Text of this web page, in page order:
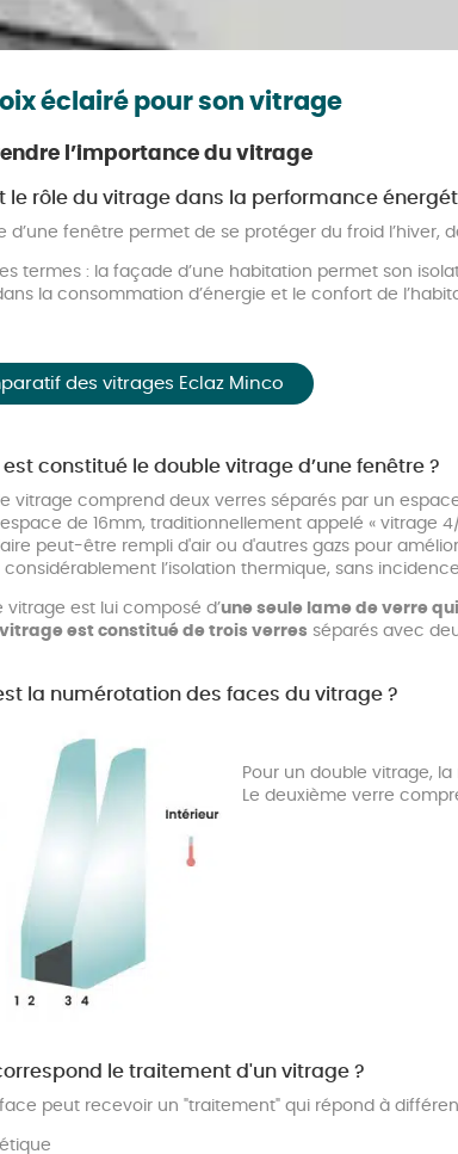
éclairé pour son vitrage
l’importance du vitrage
le rôle du vitrage dans la performance
d’une fenêtre permet de se protéger du froid
termes : la façade d’une habitation permet son
la consommation d’énergie et le confort de
des vitrages Eclaz Minco
est constitué le double vitrage d’une fenêtre ?
vitrage comprend deux verres séparés par un
de 16mm, traditionnellement appelé « vitrage
peut-être rempli d'air ou d'autres gazs pour
l’isolation thermique, sans
vitrage est lui composé d’une seule lame de verre
est constitué de trois verres séparés avec
la numérotation des faces du vitrage ?
Pour un double vitrage,
Le deuxième verre
le traitement d'un vitrage ?
peut recevoir un "traitement" qui répond à